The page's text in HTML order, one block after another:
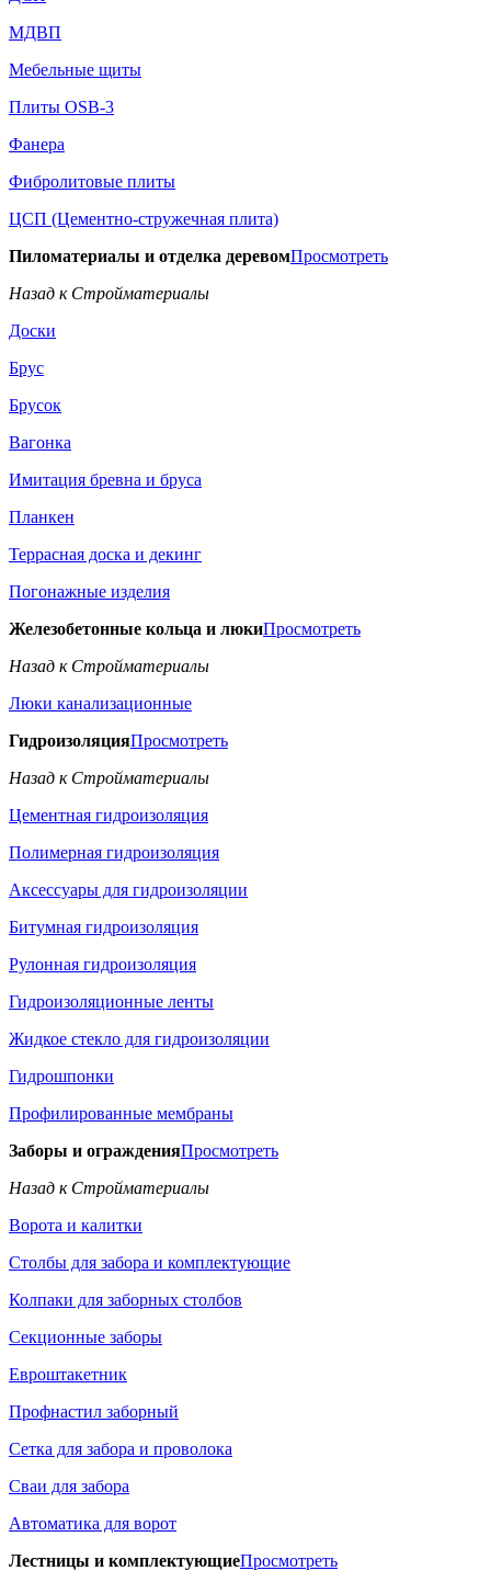
МДВП
Мебельные щиты
Плиты OSB-3
Фанера
Фибролитовые плиты
ЦСП (Цементно-стружечная плита)
Пиломатериалы и отделка деревомПросмотреть
Назад к Стройматериалы
Доски
Брус
Брусок
Вагонка
Имитация бревна и бруса
Планкен
Террасная доска и декинг
Погонажные изделия
Железобетонные кольца и люкиПросмотреть
Назад к Стройматериалы
Люки канализационные
ГидроизоляцияПросмотреть
Назад к Стройматериалы
Цементная гидроизоляция
Полимерная гидроизоляция
Аксессуары для гидроизоляции
Битумная гидроизоляция
Рулонная гидроизоляция
Гидроизоляционные ленты
Жидкое стекло для гидроизоляции
Гидрошпонки
Профилированные мембраны
Заборы и огражденияПросмотреть
Назад к Стройматериалы
Ворота и калитки
Столбы для забора и комплектующие
Колпаки для заборных столбов
Секционные заборы
Евроштакетник
Профнастил заборный
Сетка для забора и проволока
Сваи для забора
Автоматика для ворот
Лестницы и комплектующиеПросмотреть